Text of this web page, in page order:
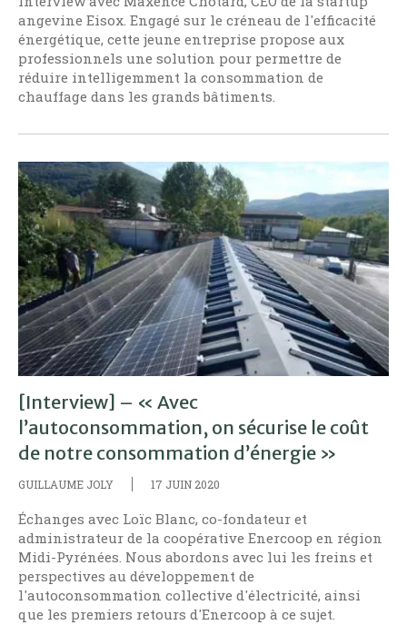
angevine Eisox. Engagé sur le créneau de l'efficacité
énergétique, cette jeune entreprise propose aux
professionnels une solution pour permettre de
réduire intelligemment la consommation de
chauffage dans les grands bâtiments.
[Interview] – « Avec
l’autoconsommation, on sécurise le coût
de notre consommation d’énergie »
GUILLAUME JOLY 17 JUIN 2020
Échanges avec Loïc Blanc, co-fondateur et
administrateur de la coopérative Enercoop en région
Midi-Pyrénées. Nous abordons avec lui les freins et
perspectives au développement de
l'autoconsommation collective d'électricité, ainsi
que les premiers retours d'Enercoop à ce sujet.